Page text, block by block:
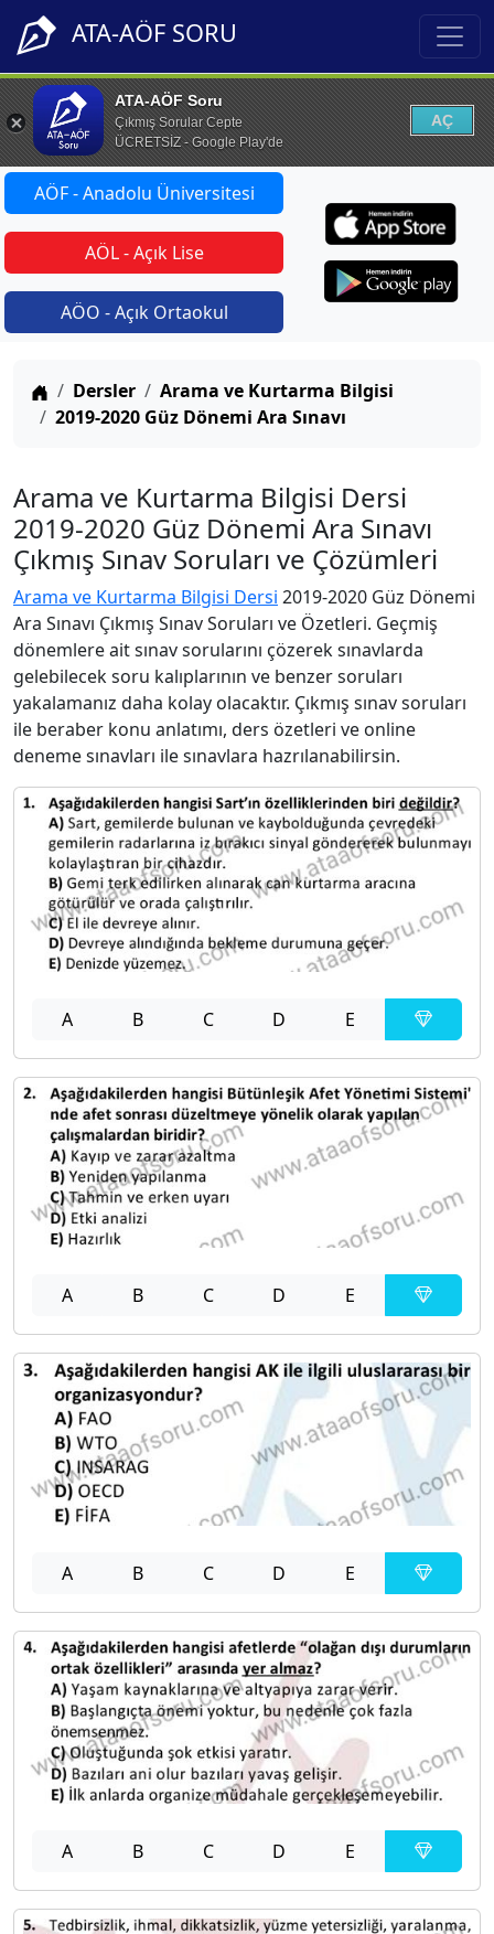
ATA-AÖF SORU
ATA-AÖF Soru
Çıkmış Sorular Cepte
ÜCRETSİZ - Google Play'de
AÇ
AÖF - Anadolu Üniversitesi
AÖL - Açık Lise
AÖO - Açık Ortaokul
Anasayfa
Dersler
Arama ve Kurtarma Bilgisi
2019-2020 Güz Dönemi Ara Sınavı
Arama ve Kurtarma Bilgisi Dersi
2019-2020 Güz Dönemi Ara Sınavı
Çıkmış Sınav Soruları ve Çözümleri
Arama ve Kurtarma Bilgisi Dersi 2019-2020 Güz Dönemi
Ara Sınavı Çıkmış Sınav Soruları ve Özetleri. Geçmiş
dönemlere ait sınav sorularını çözerek sınavlarda
gelebilecek soru kalıplarının ve benzer soruları
yakalamanız daha kolay olacaktır. Çıkmış sınav soruları
ile beraber konu anlatımı, ders özetleri ve online
deneme sınavları ile sınavlara hazrılanabilirsin.
A B C D E
A B C D E
A B C D E
A B C D E